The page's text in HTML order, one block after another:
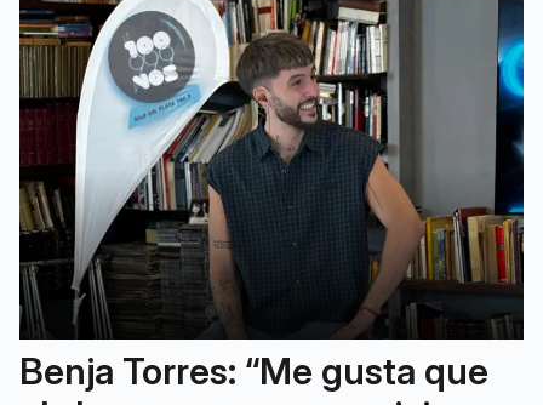
Benja Torres: “Me gusta que